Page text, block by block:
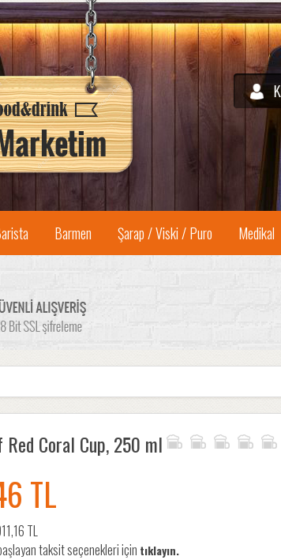
Barmen Şarap / Viski / Puro Medikal
Coral Cup, 250 ml
TL
TL
taksit seçenekleri için tıklayın.